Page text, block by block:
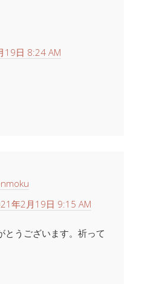
19日 8:24 AM
年2月19日 9:15 AM
とうございます。祈って